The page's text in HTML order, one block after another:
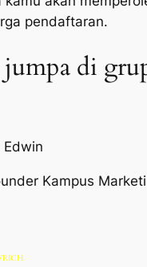
pendaftaran.
jumpa di
Kampus